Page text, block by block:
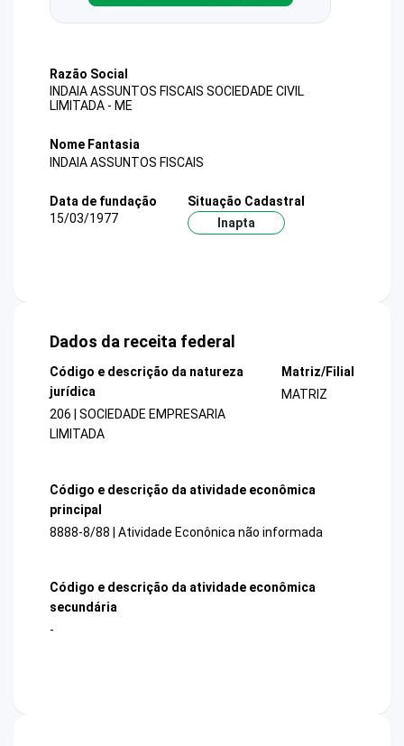
Razão Social
INDAIA ASSUNTOS FISCAIS SOCIEDADE CIVIL
LIMITADA - ME
Nome Fantasia
INDAIA ASSUNTOS FISCAIS
Data de fundação
15/03/1977
Situação Cadastral
Inapta
Dados da receita federal
Código e descrição da natureza
jurídica
206 | SOCIEDADE EMPRESARIA
LIMITADA
Matriz/Filial
MATRIZ
Código e descrição da atividade econômica
principal
8888-8/88 | Atividade Econônica não informada
Código e descrição da atividade econômica
secundária
-